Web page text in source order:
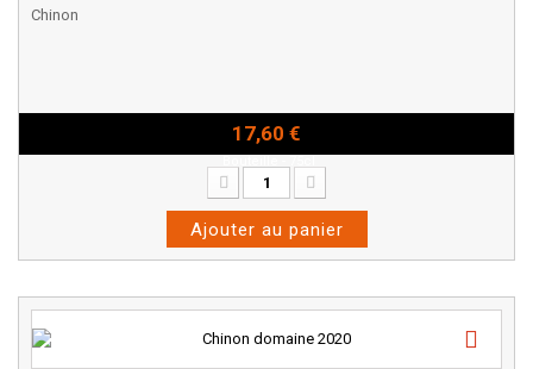
Chinon
17,60 €
Ajouter au panier